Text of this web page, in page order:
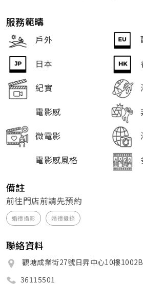
服務範疇
戶外
日本
紀實
電影感
微電影
電影感風格
備註
前往門店前請先預約
婚禮攝影 婚禮攝錄
聯絡資料
觀塘成業街27號日昇中心10樓
36115501